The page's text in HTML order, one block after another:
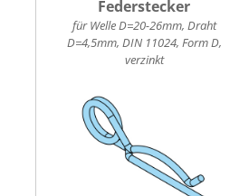
Federstecker
für Welle D=20-26mm, Draht
D=4,5mm, DIN 11024, Form D,
verzinkt